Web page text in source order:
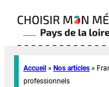
Accueil » Nos articles »
professionnels